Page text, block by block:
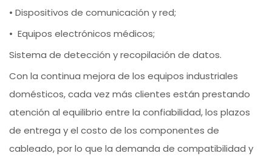
• Dispositivos de comunicación y red;
• Equipos electrónicos médicos;
Sistema de detección y recopilación de datos.
Con la continua mejora de los equipos industriales
domésticos, cada vez más clientes están prestando
atención al equilibrio entre la confiabilidad, los plazos
de entrega y el costo de los componentes de
cableado, por lo que la demanda de compatibilidad y